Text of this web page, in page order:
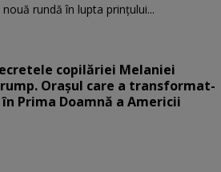
nouă rundă în lupta prinţului...
copilăriei Melaniei
Orașul care a transformat-
în Prima Doamnă a Americii